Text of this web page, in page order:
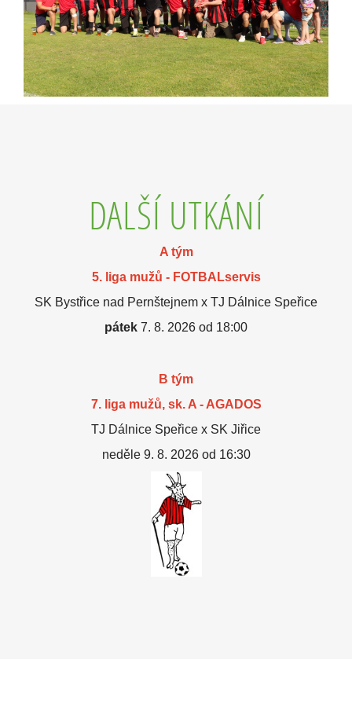
DALŠÍ UTKÁNÍ
A tým
5. liga mužů - FOTBALservis
SK Bystřice nad Pernštejnem x TJ Dálnice Speřice
pátek 7. 8. 2026 od 18:00
B tým
7. liga mužů, sk. A - AGADOS
TJ Dálnice Speřice x SK Jiřice
neděle 9. 8. 2026 od 16:30